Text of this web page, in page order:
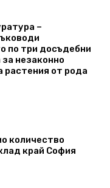
–
по три досъдебни
незаконно
растения от рода
количество
край София